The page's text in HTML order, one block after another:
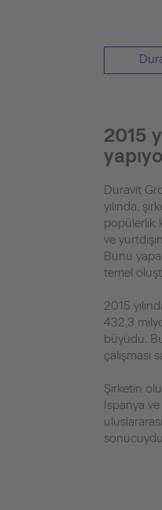
2015
Duravit
yılında,
popülerlik
ve
Bunu
temel
2015
432,3
büyüdü.
çalışması
Şirketin
İspanya